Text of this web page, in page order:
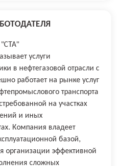
услуги
в нефтегазовой отрасли с
работает на рынке услуг
транспорта
на участках
и иных
Компания владеет
базой,
организации эффективной
сложных